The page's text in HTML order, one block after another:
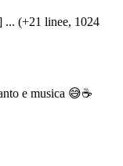
(+21 linee, 1024
e musica 😅☕️